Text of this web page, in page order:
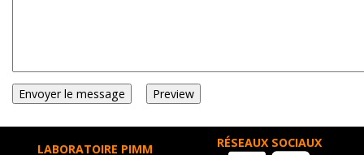
LABORATOIRE PIMM RÉSEAUX SOCIAUX